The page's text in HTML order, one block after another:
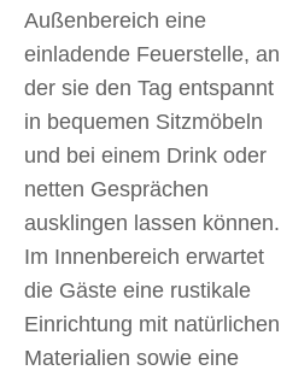
Außenbereich eine
einladende Feuerstelle, an
der sie den Tag entspannt
in bequemen Sitzmöbeln
und bei einem Drink oder
netten Gesprächen
ausklingen lassen können.
Im Innenbereich erwartet
die Gäste eine rustikale
Einrichtung mit natürlichen
Materialien sowie eine